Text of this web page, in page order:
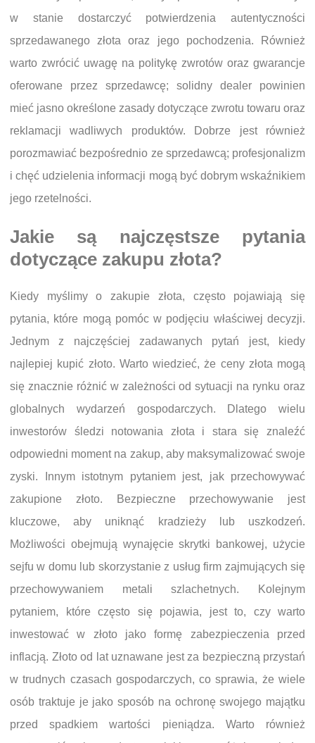
w stanie dostarczyć potwierdzenia autentyczności
sprzedawanego złota oraz jego pochodzenia. Również
warto zwrócić uwagę na politykę zwrotów oraz gwarancje
oferowane przez sprzedawcę; solidny dealer powinien
mieć jasno określone zasady dotyczące zwrotu towaru oraz
reklamacji wadliwych produktów. Dobrze jest również
porozmawiać bezpośrednio ze sprzedawcą; profesjonalizm
i chęć udzielenia informacji mogą być dobrym wskaźnikiem
jego rzetelności.
Jakie są najczęstsze pytania
dotyczące zakupu złota?
Kiedy myślimy o zakupie złota, często pojawiają się
pytania, które mogą pomóc w podjęciu właściwej decyzji.
Jednym z najczęściej zadawanych pytań jest, kiedy
najlepiej kupić złoto. Warto wiedzieć, że ceny złota mogą
się znacznie różnić w zależności od sytuacji na rynku oraz
globalnych wydarzeń gospodarczych. Dlatego wielu
inwestorów śledzi notowania złota i stara się znaleźć
odpowiedni moment na zakup, aby maksymalizować swoje
zyski. Innym istotnym pytaniem jest, jak przechowywać
zakupione złoto. Bezpieczne przechowywanie jest
kluczowe, aby uniknąć kradzieży lub uszkodzeń.
Możliwości obejmują wynajęcie skrytki bankowej, użycie
sejfu w domu lub skorzystanie z usług firm zajmujących się
przechowywaniem metali szlachetnych. Kolejnym
pytaniem, które często się pojawia, jest to, czy warto
inwestować w złoto jako formę zabezpieczenia przed
inflacją. Złoto od lat uznawane jest za bezpieczną przystań
w trudnych czasach gospodarczych, co sprawia, że wiele
osób traktuje je jako sposób na ochronę swojego majątku
przed spadkiem wartości pieniądza. Warto również